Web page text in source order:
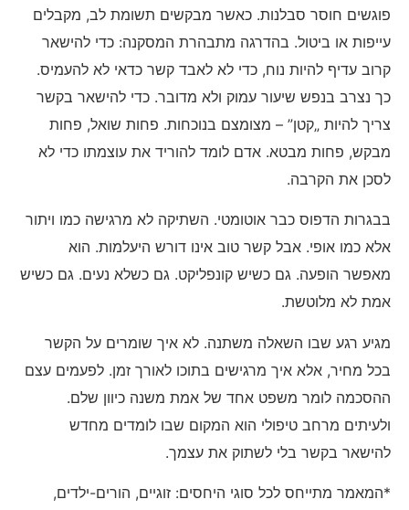
פוגשים חוסר סבלנות. כאשר מבקשים תשומת לב, מקבלים
עייפות או ביטול. בהדרגה מתבהרת המסקנה: כדי להישאר
קרוב עדיף להיות נוח, כדי לא לאבד קשר כדאי לא להעמיס.
כך נצרב בנפש שיעור עמוק ולא מדובר. כדי להישאר בקשר
צריך להיות „קטן” – מצומצם בנוכחות. פחות שואל, פחות
מבקש, פחות מבטא. אדם לומד להוריד את עוצמתו כדי לא
לסכן את הקרבה.
בבגרות הדפוס כבר אוטומטי. השתיקה לא מרגישה כמו ויתור
אלא כמו אופי. אבל קשר טוב אינו דורש היעלמות. הוא
מאפשר הופעה. גם כשיש קונפליקט. גם כשלא נעים. גם כשיש
אמת לא מלוטשת.
מגיע רגע שבו השאלה משתנה. לא איך שומרים על הקשר
בכל מחיר, אלא איך מרגישים בתוכו לאורך זמן. לפעמים עצם
ההסכמה לומר משפט אחד של אמת משנה כיוון שלם.
ולעיתים מרחב טיפולי הוא המקום שבו לומדים מחדש
להישאר בקשר בלי לשתוק את עצמך.
*המאמר מתייחס לכל סוגי היחסים: זוגיים, הורים-ילדים,